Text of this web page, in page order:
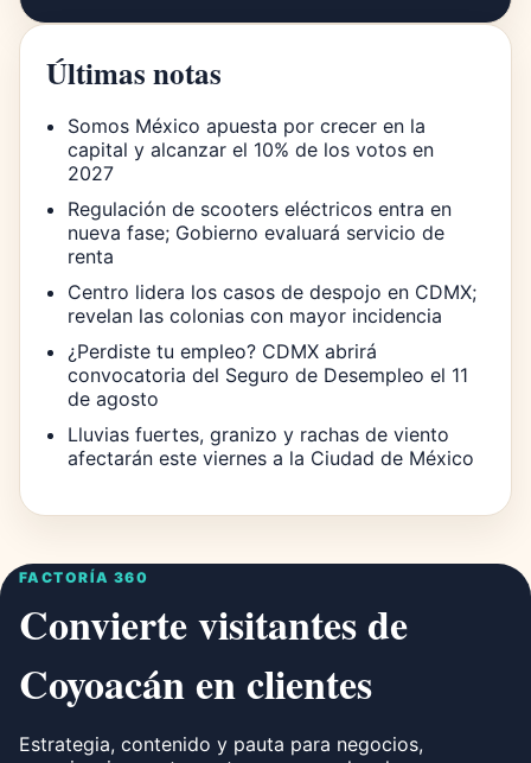
Últimas notas
Somos México apuesta por crecer en la
capital y alcanzar el 10% de los votos en
2027
Regulación de scooters eléctricos entra en
nueva fase; Gobierno evaluará servicio de
renta
Centro lidera los casos de despojo en CDMX;
revelan las colonias con mayor incidencia
¿Perdiste tu empleo? CDMX abrirá
convocatoria del Seguro de Desempleo el 11
de agosto
Lluvias fuertes, granizo y rachas de viento
afectarán este viernes a la Ciudad de México
FACTORÍA 360
Convierte visitantes de
Coyoacán en clientes
Estrategia, contenido y pauta para negocios,